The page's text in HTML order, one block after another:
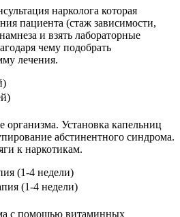
нарколога которая
пациента (стаж зависимости,
и взять лабораторные
чему подобрать
лечения.
Установка капельниц
абстинентного синдрома.
к наркотикам.
(1-4 недели)
с помощью витаминных